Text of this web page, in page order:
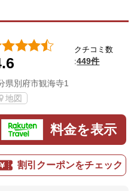
クチコミ数
:449件
県別府市観海寺1
地図
料金を表示
割引クーポンをチェック